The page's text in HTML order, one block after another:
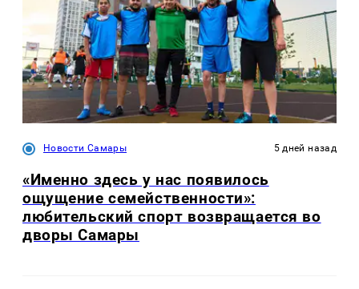
Новости Самары 5 дней назад
«Именно здесь у нас появилось
ощущение семейственности»:
любительский спорт возвращается во
дворы Самары